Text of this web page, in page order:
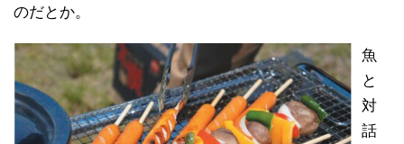
のだとか。
魚
と
対
話